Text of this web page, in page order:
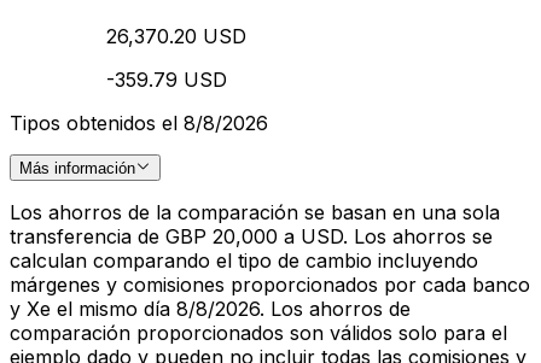
26,370.20 USD
-359.79 USD
Tipos obtenidos el 8/8/2026
Más información
Los ahorros de la comparación se basan en una sola
transferencia de GBP 20,000 a USD. Los ahorros se
calculan comparando el tipo de cambio incluyendo
márgenes y comisiones proporcionados por cada banco
y Xe el mismo día 8/8/2026. Los ahorros de
comparación proporcionados son válidos solo para el
ejemplo dado y pueden no incluir todas las comisiones y